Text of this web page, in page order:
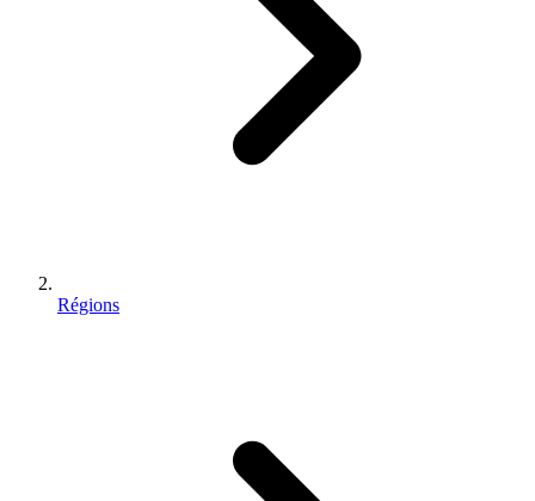
Régions